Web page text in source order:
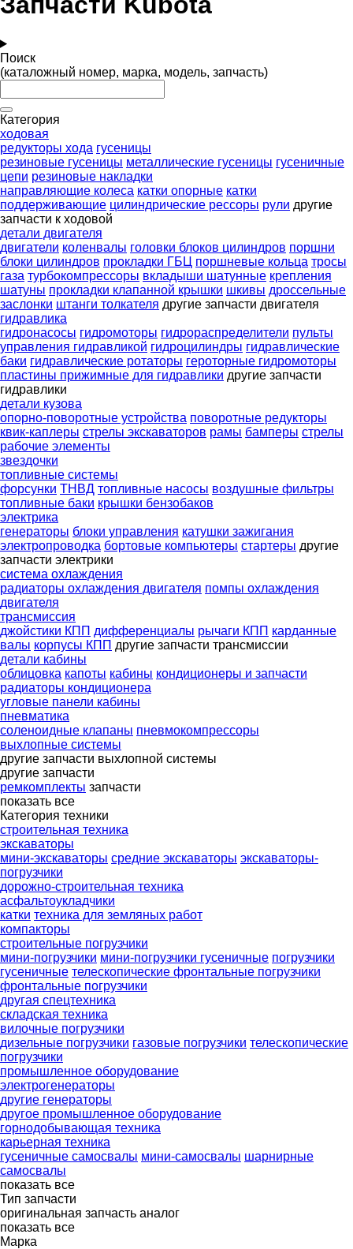
Поиск
(каталожный номер, марка, модель, запчасть)
Категория
ходовая
редукторы хода гусеницы
резиновые гусеницы металлические гусеницы гусеничные
цепи резиновые накладки
направляющие колеса катки опорные катки
поддерживающие цилиндрические рессоры рули другие
запчасти к ходовой
детали двигателя
двигатели коленвалы головки блоков цилиндров поршни
блоки цилиндров прокладки ГБЦ поршневые кольца тросы
газа турбокомпрессоры вкладыши шатунные крепления
шатуны прокладки клапанной крышки шкивы дроссельные
заслонки штанги толкателя другие запчасти двигателя
гидравлика
гидронасосы гидромоторы гидрораспределители пульты
управления гидравликой гидроцилиндры гидравлические
баки гидравлические ротаторы героторные гидромоторы
пластины прижимные для гидравлики другие запчасти
гидравлики
детали кузова
опорно-поворотные устройства поворотные редукторы
квик-каплеры стрелы экскаваторов рамы бамперы стрелы
рабочие элементы
звездочки
топливные системы
форсунки ТНВД топливные насосы воздушные фильтры
топливные баки крышки бензобаков
электрика
генераторы блоки управления катушки зажигания
электропроводка бортовые компьютеры стартеры другие
запчасти электрики
система охлаждения
радиаторы охлаждения двигателя помпы охлаждения
двигателя
трансмиссия
джойстики КПП дифференциалы рычаги КПП карданные
валы корпусы КПП другие запчасти трансмиссии
детали кабины
облицовка капоты кабины кондиционеры и запчасти
радиаторы кондиционера
угловые панели кабины
пневматика
соленоидные клапаны пневмокомпрессоры
выхлопные системы
другие запчасти выхлопной системы
другие запчасти
ремкомплекты запчасти
показать все
Категория техники
строительная техника
экскаваторы
мини-экскаваторы средние экскаваторы экскаваторы-
погрузчики
дорожно-строительная техника
асфальтоукладчики
катки техника для земляных работ
компакторы
строительные погрузчики
мини-погрузчики мини-погрузчики гусеничные погрузчики
гусеничные телескопические фронтальные погрузчики
фронтальные погрузчики
другая спецтехника
складская техника
вилочные погрузчики
дизельные погрузчики газовые погрузчики телескопические
погрузчики
промышленное оборудование
электрогенераторы
другие генераторы
другое промышленное оборудование
горнодобывающая техника
карьерная техника
гусеничные самосвалы мини-самосвалы шарнирные
самосвалы
показать все
Тип запчасти
оригинальная запчасть аналог
показать все
Марка